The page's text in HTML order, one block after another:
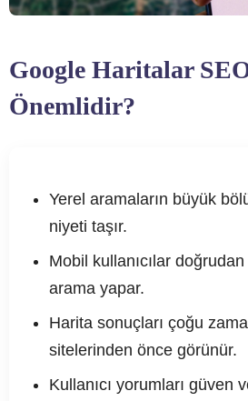
Google Haritalar
Önemlidir?
Yerel aramaların büyük
niyeti taşır.
Mobil kullanıcılar
arama yapar.
Harita sonuçları çoğu
sitelerinden önce görünür.
Kullanıcı yorumları güven